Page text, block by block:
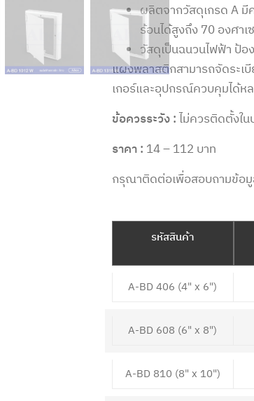
ผลิตจากวัสดุเกรด A มี
ร้อนได้สูงถึง 70 องศาเ
วัสดุเป็นฉนวนไฟฟ้า ป้อ
แผงพลาสติกสามารถจัดระเ
เกอร์และอุปกรณ์ควบคุมได้ห
ข้อควรระวัง :ไม่ควรติดตั้งใ
ราคา : 14 – 112 บาท
กรุณาติดต่อเพื่อสอบถามข้อมู
รหัสสินค้า
A-BD 406 (4" x 6")
A-BD 608 (6" x 8")
A-BD 810 (8" x 10")